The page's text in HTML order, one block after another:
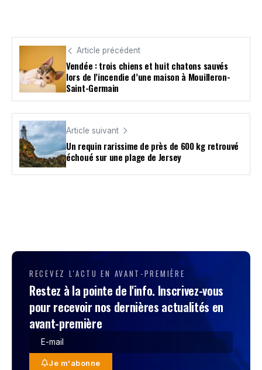
Article précédent
Vendée : trois chiens et huit chatons sauvés
lors de l’incendie d’une maison à Mouilleron-
Saint-Germain
Article suivant
Un requin rarissime de près de 600 kg retrouvé
échoué sur une plage de Jersey
RECEVEZ L'ACTU EN AVANT-PREMIÈRE
Restez à la pointe de l'info. Inscrivez-vous
pour recevoir nos dernières actualités en
avant-première
Je m'abonne